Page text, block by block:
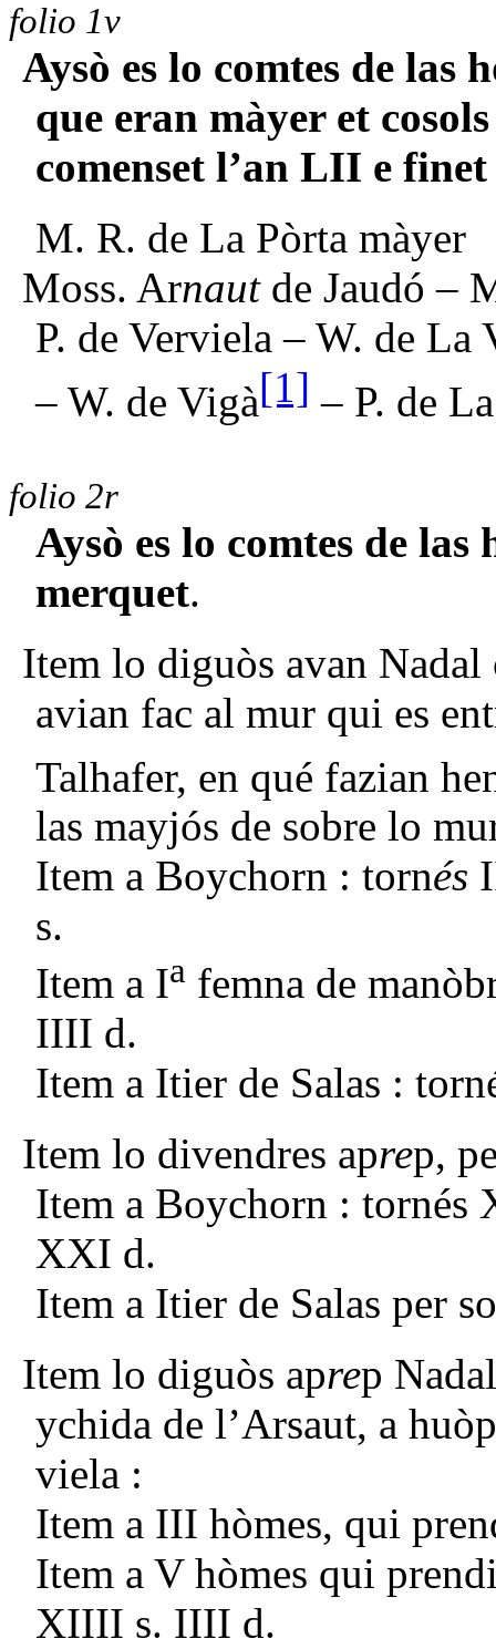
folio 1v
Aysò es lo comtes de las
que eran màyer et
comenset l’an LII e
M. R. de La Pòrta màyer
Moss. Arnautde Jaudó –
P. de Verviela – W. de La
– W. de Vigà[1] – P. de
folio 2r
Aysò es lo comtes de
merquet.
Item lo diguòs avan Nadal
avian fac al mur qui es
Talhafer, en qué fazian
las mayjós de sobre lo
Item a Boychorn : tornés
s.
Item a Ia femna de
IIII d.
Item a Itier de Salas :
Item lo divendres aprep,
Item a Boychorn :
XXI d.
Item a Itier de Salas per
Item lo diguòs aprep
ychida de l’Arsaut, a
viela :
Item a III hòmes, qui
Item a V hòmes qui
XIIII s. IIII d.